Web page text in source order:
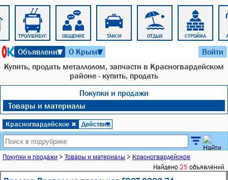
ТРОЛЛЕЙБУС ОБЩЕНИЕ ТАКСИ ОТДЫХ СТРОЙКА
Объявления
▼ О Крыме
▼ Войти
Купить, продать металлолом, запчасти в Красногвардейском
районе - купить, продать
Покупки и продажи
Товары и материалы
Красногвардейское ✖ Действие
▼
Покупки и продажи > Товары и материалы > Красногвардейское
Найдено 25 объявлений